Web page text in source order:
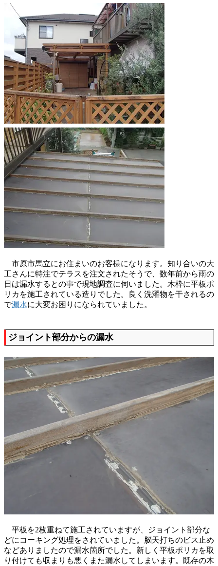
市原市馬立にお住まいのお客様になります。知り合いの大
工さんに特注でテラスを注文されたそうで、数年前から雨の
日は漏水するとの事で現地調査に伺いました。木枠に平板ポ
リカを施工されている造りでした。良く洗濯物を干されるの
で漏水に大変お困りになられていました。
ジョイント部分からの漏水
平板を2枚重ねて施工されていますが、ジョイント部分な
どにコーキング処理をされていました。脳天打ちのビス止め
などありましたので漏水箇所でした。新しく平板ポリカを取
り付けても収まりも悪くまた漏水してしまいます。既存の木